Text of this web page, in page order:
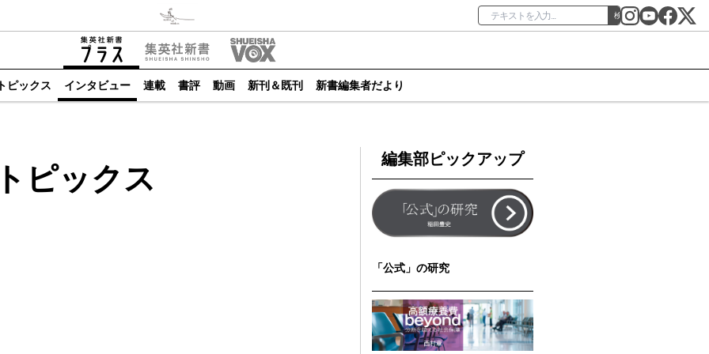
検索
ピックス インタビュー 連載 書評 動画 新刊＆既刊 新書編集者だより
ピックス
編集部ピックアップ
「公式」の研究